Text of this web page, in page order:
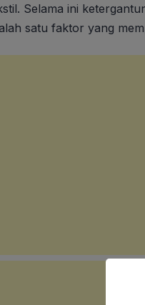
Selama ini
satu faktor yang